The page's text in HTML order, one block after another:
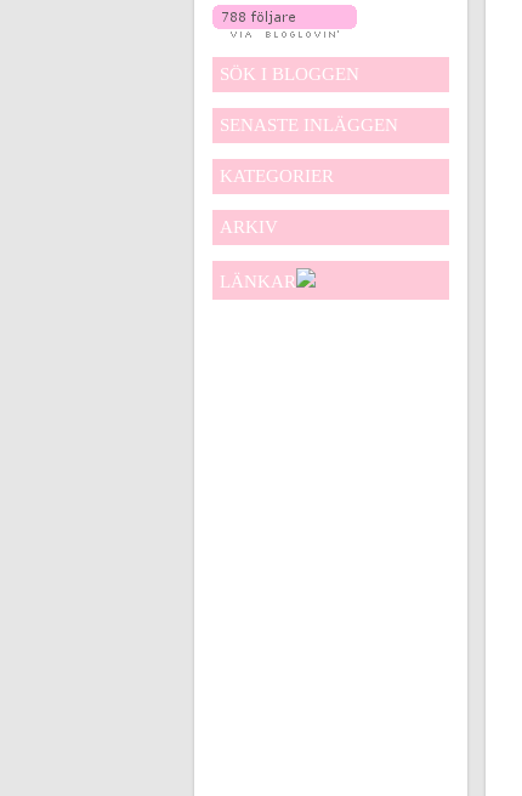
SÖK I BLOGGEN
SENASTE INLÄGGEN
KATEGORIER
ARKIV
LÄNKAR